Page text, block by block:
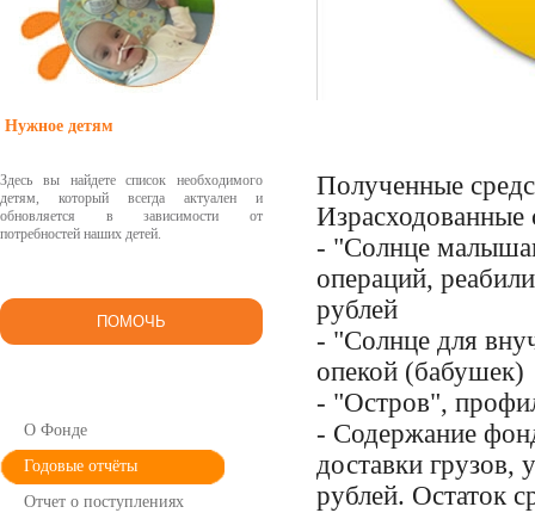
Нужное детям
Здесь вы найдете список необходимого
детям, который всегда актуален и
обновляется в зависимости от
потребностей наших детей.
ПОМОЧЬ
О Фонде
Годовые отчёты
Отчет о поступлениях
Полученные
Израсходованные
- "Солнце
операций,
рублей
- "Солнце для
опекой
- "Остров",
- Содержание
доставки грузов,
рублей. Остаток